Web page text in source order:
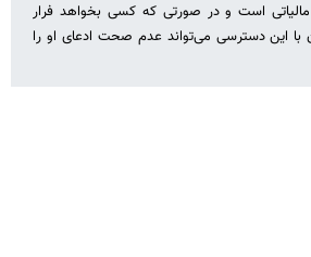
مالیاتی است و در صورتی که کسی بخواهد فرار
با این دسترسی می‌تواند عدم صحت ادعای او را